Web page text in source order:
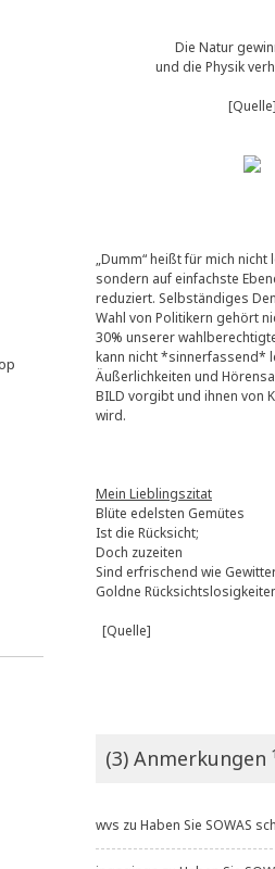
Die Natur
und die Physik
[Quelle]
„Dumm“ heißt für mich
sondern auf einfachste
reduziert. Selbständiges
Wahl von Politikern gehört
30% unserer
kann nicht *sinnerfassend*
Äußerlichkeiten und
BILD vorgibt und ihnen von
wird.
Mein Lieblingszitat
Blüte edelsten Gemütes
Ist die Rücksicht;
Doch zuzeiten
Sind erfrischend wie
Goldne
[Quelle]
(3) Anmerkungen ¹
wvs zu Haben Sie SOWAS